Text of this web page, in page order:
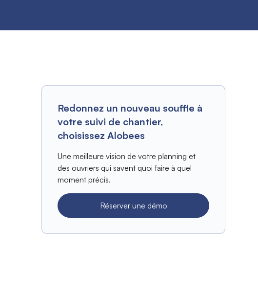
Redonnez un nouveau souffle à
votre suivi de chantier,
choisissez Alobees
Une meilleure vision de votre planning et
des ouvriers qui savent quoi faire à quel
moment précis.
Réserver une démo